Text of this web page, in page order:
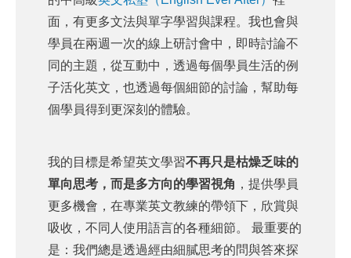
面，有更多文法與單字學習與課程。我也會與
學員在兩週一次的線上研討會中，即時討論不
同的主題，從互動中，透過每個學員生活的例
子活化英文，也透過每個細節的討論，幫助每
個學員得到更深刻的體驗。
我的目標是希望英文學習不再只是枯燥乏味的
單向思考，而是多方向的學習視角 ，提供學員
更多機會，在專業英文教練的帶領下，欣賞與
吸收，不同人使用語言的各種細節。 最重要的
是：我們總是透過經由細膩思考的問與答來探